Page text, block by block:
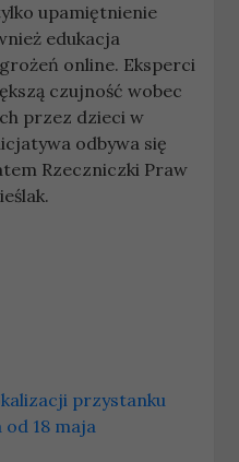
upamiętnienie
edukacja
online. Eksperci
czujność wobec
przez dzieci w
odbywa się
Rzeczniczki Praw
przystanku
18 maja